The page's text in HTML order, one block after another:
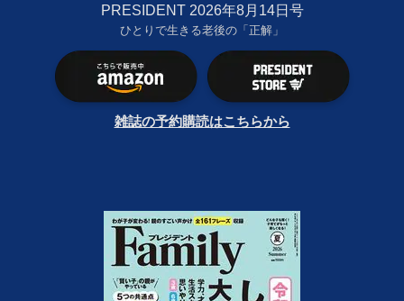
PRESIDENT 2026年8月14日号
ひとりで生きる老後の「正解」
雑誌の予約購読はこちらから